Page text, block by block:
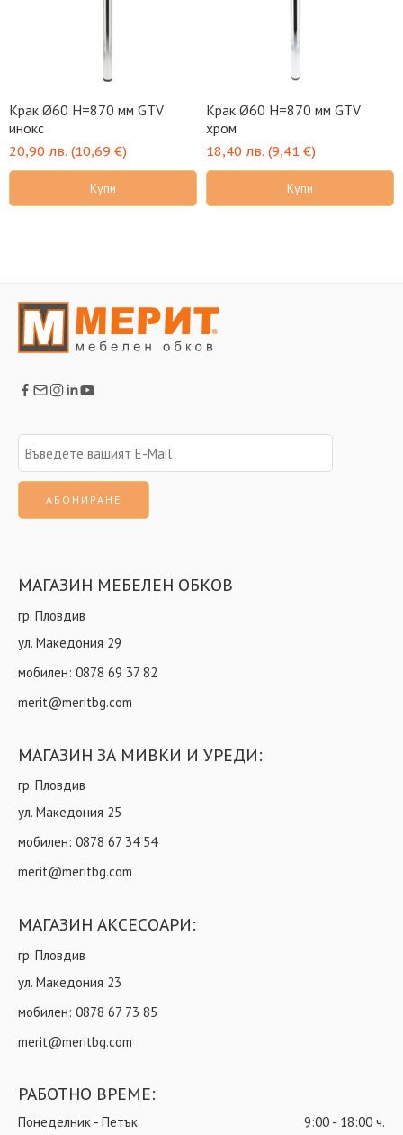
Крак Ø60 H=870 мм GTV
инокс
20,90 лв. (10,69 €)
Купи
Крак Ø60 H=870 мм GTV
хром
18,40 лв. (9,41 €)
Купи
МАГАЗИН МЕБЕЛЕН ОБКОВ
гр. Пловдив
ул. Македония 29
мобилен: 0878 69 37 82
merit@meritbg.com
МАГАЗИН ЗА МИВКИ И УРЕДИ:
гр. Пловдив
ул. Македония 25
мобилен: 0878 67 34 54
merit@meritbg.com
МАГАЗИН АКСЕСОАРИ:
гр. Пловдив
ул. Македония 23
мобилен: 0878 67 73 85
merit@meritbg.com
РАБОТНО ВРЕМЕ:
Понеделник - Петък 9:00 - 18:00 ч.